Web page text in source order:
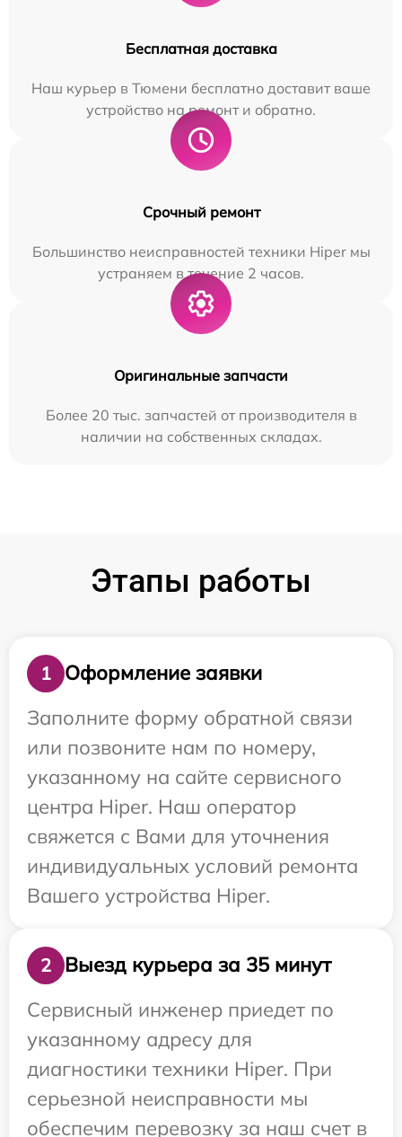
Бесплатная доставка
Наш курьер в Тюмени бесплатно доставит ваше
устройство на ремонт и обратно.
Срочный ремонт
Большинство неисправностей техники Hiper мы
устраняем в течение 2 часов.
Оригинальные запчасти
Более 20 тыс. запчастей от производителя в
наличии на собственных складах.
Этапы работы
1
Оформление заявки
Заполните форму обратной связи
или позвоните нам по номеру,
указанному на сайте сервисного
центра Hiper. Наш оператор
свяжется с Вами для уточнения
индивидуальных условий ремонта
Вашего устройства Hiper.
2
Выезд курьера за 35 минут
Сервисный инженер приедет по
указанному адресу для
диагностики техники Hiper. При
серьезной неисправности мы
обеспечим перевозку за наш счет в